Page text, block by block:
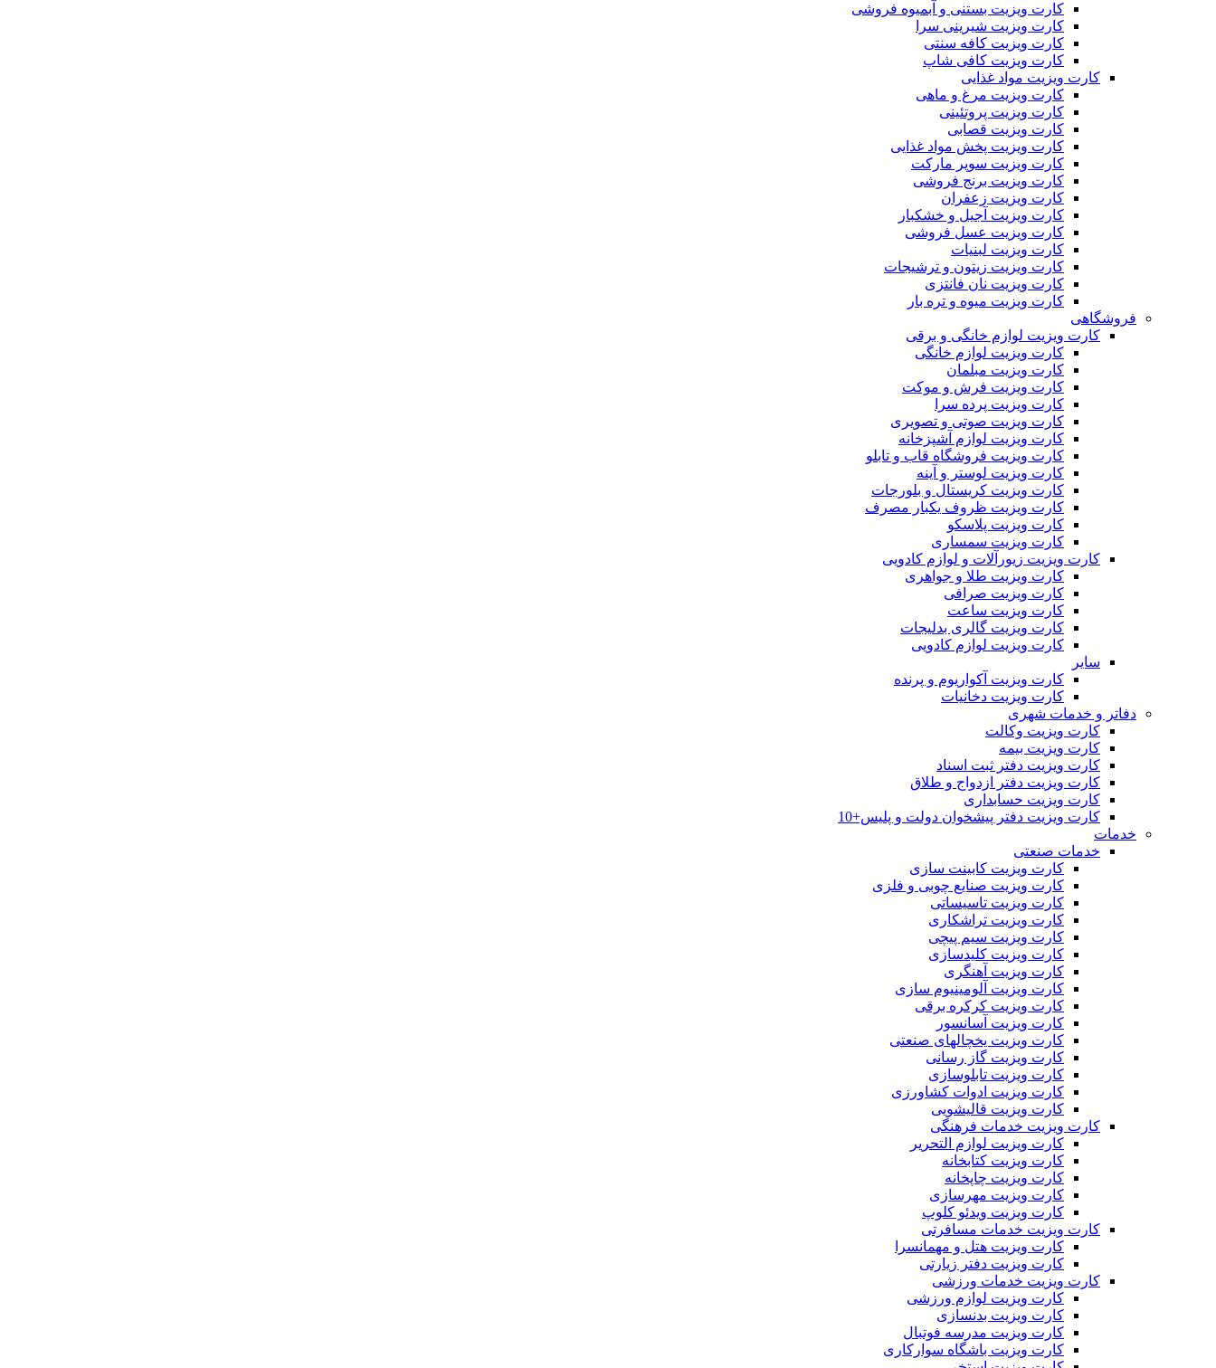
کارت ویزیت بستنی و آبمیوه فروشی
کارت ویزیت شیرینی سرا
کارت ویزیت کافه سنتی
کارت ویزیت کافی شاپ
کارت ویزیت مواد غذایی
کارت ویزیت مرغ و ماهی
کارت ویزیت پروتئینی
کارت ویزیت قصابی
کارت ویزیت پخش مواد غذایی
کارت ویزیت سوپر مارکت
کارت ویزیت برنج فروشی
کارت ویزیت زعفران
کارت ویزیت آجیل و خشکبار
کارت ویزیت عسل فروشی
کارت ویزیت لبنیات
کارت ویزیت زیتون و ترشیجات
کارت ویزیت نان فانتزی
کارت ویزیت میوه و تره بار
فروشگاهی
کارت ویزیت لوازم خانگی و برقی
کارت ویزیت لوازم خانگی
کارت ویزیت مبلمان
کارت ویزیت فرش و موکت
کارت ویزیت پرده سرا
کارت ویزیت صوتی و تصویری
کارت ویزیت لوازم آشپزخانه
کارت ویزیت فروشگاه قاب و تابلو
کارت ویزیت لوستر و آینه
کارت ویزیت کریستال و بلورجات
کارت ویزیت ظروف یکبار مصرف
کارت ویزیت پلاسکو
کارت ویزیت سمساری
کارت ویزیت زیورآلات و لوازم کادویی
کارت ویزیت طلا و جواهری
کارت ویزیت صرافی
کارت ویزیت ساعت
کارت ویزیت گالری بدلیجات
کارت ویزیت لوازم کادویی
سایر
کارت ویزیت آکواریوم و پرنده
کارت ویزیت دخانیات
دفاتر و خدمات شهری
کارت ویزیت وکالت
کارت ویزیت بیمه
کارت ویزیت دفتر ثبت اسناد
کارت ویزیت دفتر ازدواج و طلاق
کارت ویزیت حسابداری
کارت ویزیت دفتر پیشخوان دولت و پلیس+10
خدمات
خدمات صنعتی
کارت ویزیت کابینت سازی
کارت ویزیت صنایع چوبی و فلزی
کارت ویزیت تاسیساتی
کارت ویزیت تراشکاری
کارت ویزیت سیم پیچی
کارت ویزیت کلیدسازی
کارت ویزیت آهنگری
کارت ویزیت آلومینیوم سازی
کارت ویزیت کرکره برقی
کارت ویزیت آسانسور
کارت ویزیت یخچالهای صنعتی
کارت ویزیت گاز رسانی
کارت ویزیت تابلوسازی
کارت ویزیت ادوات کشاورزی
کارت ویزیت قالیشویی
کارت ویزیت خدمات فرهنگی
کارت ویزیت لوازم التحریر
کارت ویزیت کتابخانه
کارت ویزیت چاپخانه
کارت ویزیت مهرسازی
کارت ویزیت ویدئو کلوپ
کارت ویزیت خدمات مسافرتی
کارت ویزیت هتل و مهمانسرا
کارت ویزیت دفتر زیارتی
کارت ویزیت خدمات ورزشی
کارت ویزیت لوازم ورزشی
کارت ویزیت بدنسازی
کارت ویزیت مدرسه فوتبال
کارت ویزیت باشگاه سوارکاری